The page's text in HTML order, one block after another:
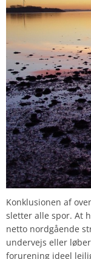
Konklusionen af
sletter alle spor. At
netto nordgående
undervejs eller
forurening ideel